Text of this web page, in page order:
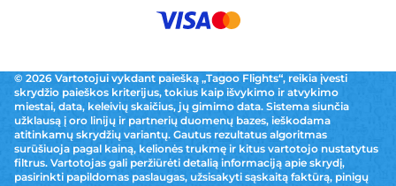
© 2026 Vartotojui vykdant paiešką „Tagoo Flights“, reikia įvesti
skrydžio paieškos kriterijus, tokius kaip išvykimo ir atvykimo
miestai, data, keleivių skaičius, jų gimimo data. Sistema siunčia
užklausą į oro linijų ir partnerių duomenų bazes, ieškodama
atitinkamų skrydžių variantų. Gautus rezultatus algoritmas
surūšiuoja pagal kainą, kelionės trukmę ir kitus vartotojo nustatytus
filtrus. Vartotojas gali peržiūrėti detalią informaciją apie skrydį,
pasirinkti papildomas paslaugas, užsisakyti sąskaitą faktūrą, pinigų